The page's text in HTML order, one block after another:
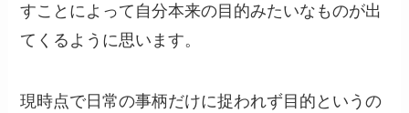
すことによって自分本来の目的みたいなものが出
てくるように思います。
現時点で日常の事柄だけに捉われず目的というの